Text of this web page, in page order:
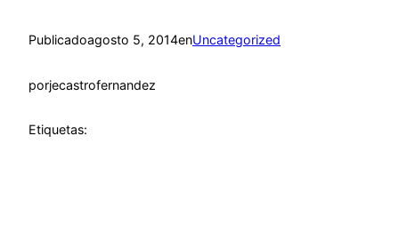
Publicadoagosto 5, 2014enUncategorized
porjecastrofernandez
Etiquetas: